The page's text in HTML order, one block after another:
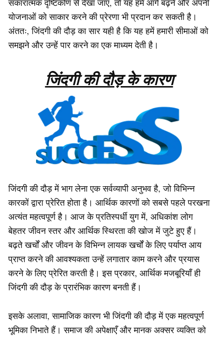
सकारात्मक दृष्टिकोण से देखा जाए, तो यह हमें आगे बढ़ने और अपनी
योजनाओं को साकार करने की प्रेरणा भी प्रदान कर सकती है।
अंततः, जिंदगी की दौड़ का सार यही है कि यह हमें हमारी सीमाओं को
समझने और उन्हें पार करने का एक माध्यम देती है।
जिंदगी की दौड़ के कारण
जिंदगी की दौड़ में भाग लेना एक सर्वव्यापी अनुभव है, जो विभिन्न
कारकों द्वारा प्रेरित होता है। आर्थिक कारणों को सबसे पहले परखना
अत्यंत महत्वपूर्ण है। आज के प्रतिस्पर्धी युग में, अधिकांश लोग
बेहतर जीवन स्तर और आर्थिक स्थिरता की खोज में जुटे हुए हैं।
बढ़ते खर्चों और जीवन के विभिन्न लायक खर्चों के लिए पर्याप्त आय
प्राप्त करने की आवश्यकता उन्हें लगातार काम करने और प्रयास
करने के लिए प्रेरित करती है। इस प्रकार, आर्थिक मजबूरियाँ ही
जिंदगी की दौड़ के प्रारंभिक कारण बनती हैं।
इसके अलावा, सामाजिक कारण भी जिंदगी की दौड़ में एक महत्वपूर्ण
भूमिका निभाते हैं। समाज की अपेक्षाएँ और मानक अक्सर व्यक्ति को